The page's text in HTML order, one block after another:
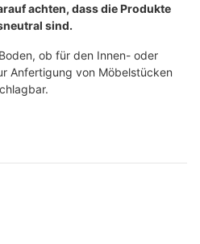
achten, dass die Produkte
sind.
ob für den Innen- oder
Anfertigung von Möbelstücken